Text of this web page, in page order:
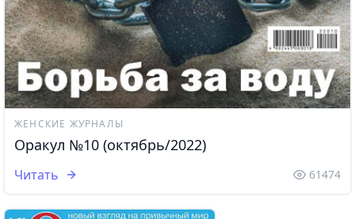
ЖЕНСКИЕ ЖУРНАЛЫ
Оракул №10 (октябрь/2022)
Читать 61474